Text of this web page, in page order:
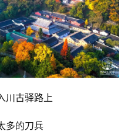
川古驿路上
多的刀兵